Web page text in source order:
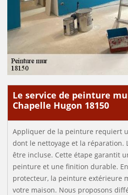
Le service de peinture
Chapelle Hugon 18150
Appliquer de la peinture requiert
dont le nettoyage et la réparation.
être incluse. Cette étape garantit
peinture et une finition durable.
protecteur, la peinture extérieure
votre maison. Nous proposons